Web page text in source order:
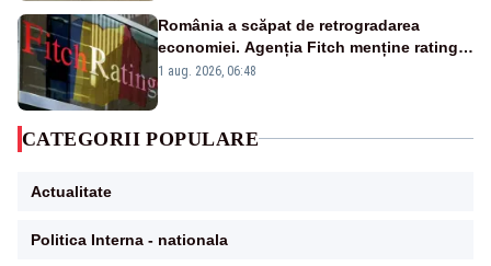
România a scăpat de retrogradarea
economiei. Agenția Fitch menține ratingul
„BBB-” cu perspectivă negativă
1 aug. 2026, 06:48
CATEGORII POPULARE
Actualitate
Politica Interna - nationala